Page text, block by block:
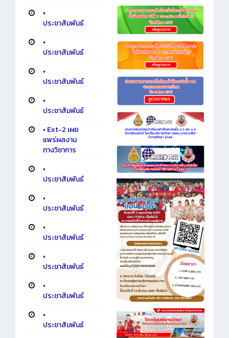
•
ประชาสัมพันธ์
•
ประชาสัมพันธ์
•
ประชาสัมพันธ์
•
ประชาสัมพันธ์
• Ext-2 เผย
แพร่ผลงาน
ทางวิชาการ
•
ประชาสัมพันธ์
•
ประชาสัมพันธ์
•
ประชาสัมพันธ์
•
ประชาสัมพันธ์
•
ประชาสัมพันธ์
•
ประชาสัมพันธ์